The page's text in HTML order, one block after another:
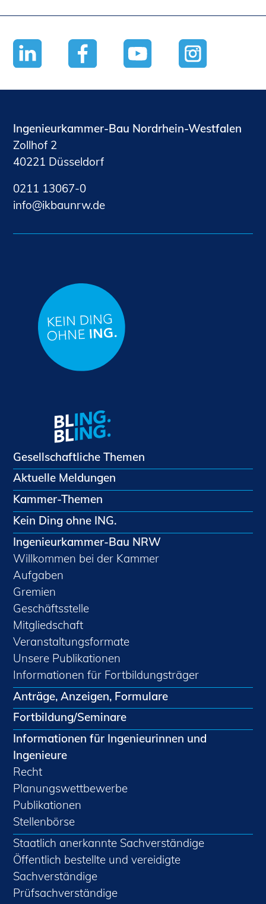
Ingenieurkammer-Bau Nordrhein-Westfalen
Zollhof 2
40221 Düsseldorf
0211 13067-0
nf
kb nrwd
Gesellschaftliche Themen
Aktuelle Meldungen
Kammer-Themen
Kein Ding ohne ING.
Ingenieurkammer-Bau NRW
Willkommen bei der Kammer
Aufgaben
Gremien
Geschäftsstelle
Mitgliedschaft
Veranstaltungsformate
Unsere Publikationen
Informationen für Fortbildungsträger
Anträge, Anzeigen, Formulare
Fortbildung/Seminare
Informationen für Ingenieurinnen und
Ingenieure
Recht
Planungswettbewerbe
Publikationen
Stellenbörse
Staatlich anerkannte Sachverständige
Öffentlich bestellte und vereidigte
Sachverständige
Prüfsachverständige